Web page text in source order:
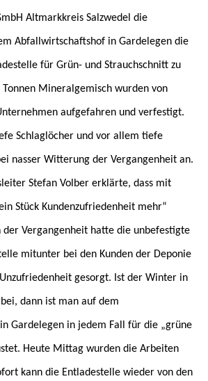
Altmarkkreis Salzwedel die
Abfallwirtschaftshof in Gardelegen die
für Grün- und Strauchschnitt zu
Mineralgemisch wurden von
aufgefahren und verfestigt.
Schlaglöcher und vor allem tiefe
nasser Witterung der Vergangenheit an.
Stefan Volber erklärte, dass mit
Stück Kundenzufriedenheit mehr“
der Vergangenheit hatte die unbefestigte
mitunter bei den Kunden der Deponie
gesorgt. Ist der Winter in
dann ist man auf dem
Gardelegen in jedem Fall für die „grüne
Heute Mittag wurden die Arbeiten
kann die Entladestelle wieder von den